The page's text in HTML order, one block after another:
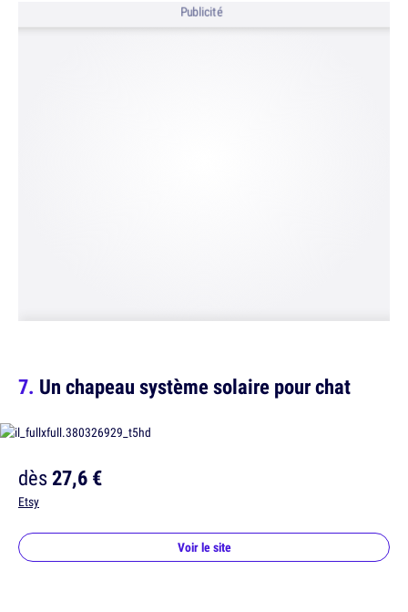
Publicité
Un chapeau système solaire pour chat
dès27,6 €
Etsy
Voir le site